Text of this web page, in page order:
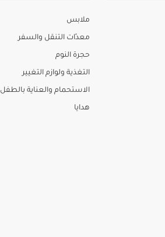
ملابس
معدّات التنقل والسفر
حجرة النوم
التغذية ولوازم التغيير
الاستحمام والعناية بالطفل
هدايا